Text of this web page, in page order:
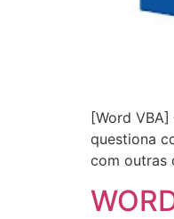
[Word
questiona
com outras